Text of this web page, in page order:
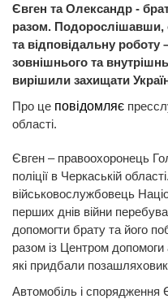
Євген та Олександр -
разом. Подорослішавши,
та відповідальну роботу
зовнішнього та
вирішили захищати
Про це повідомляє
області.
Євген – правоохоронець
поліції в Черкаській
військовослужбовець
перших днів війни
допомогти брату та його
разом із Центром допомоги
які придбали
Автомобіль і спорядження